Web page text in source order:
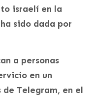
israelí en la
sido dada por
a personas
en un
Telegram, en el